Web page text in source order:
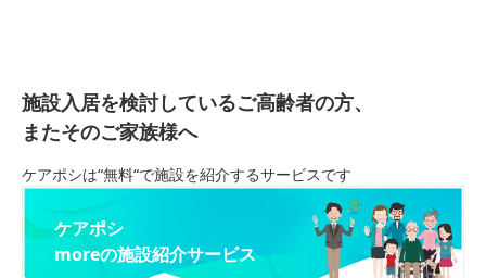
施設入居を検討しているご高齢者の方、
またそのご家族様へ
ケアポシは“無料“で施設を紹介するサービスです
ケアポシ
moreの施設紹介サービス